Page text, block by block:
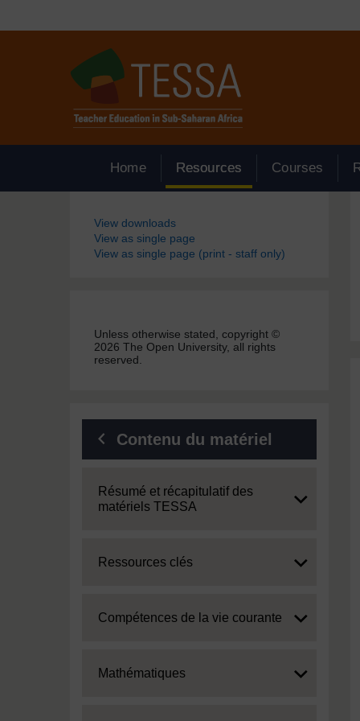
Home Resources Courses
Blocs
View downloads
View as single page
View as single page (print - staff only)
Unless otherwise stated, copyright ©
2026 The Open University, all rights
reserved.
Contenu du matériel
Expand
Résumé et récapitulatif des
matériels TESSA
Expand
Ressources clés
Expand
Compétences de la vie courante
Expand
Mathématiques